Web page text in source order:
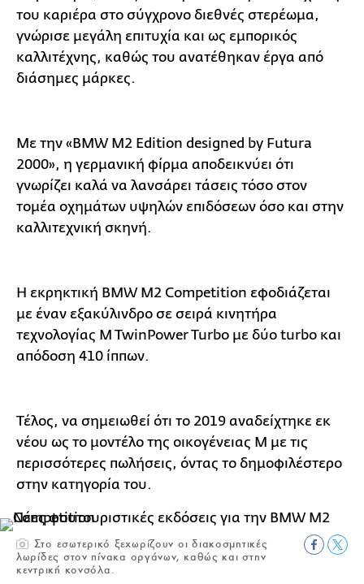
του καριέρα στο σύγχρονο διεθνές στερέωμα,
γνώρισε μεγάλη επιτυχία και ως εμπορικός
καλλιτέχνης, καθώς του ανατέθηκαν έργα από
διάσημες μάρκες.
Με την «BMW M2 Edition designed by Futura
2000», η γερμανική φίρμα αποδεικνύει ότι
γνωρίζει καλά να λανσάρει τάσεις τόσο στον
τομέα οχημάτων υψηλών επιδόσεων όσο και στην
καλλιτεχνική σκηνή.
Η εκρηκτική BMW M2 Competition εφοδιάζεται
με έναν εξακύλινδρο σε σειρά κινητήρα
τεχνολογίας M TwinPower Turbo με δύο turbo και
απόδοση 410 ίππων.
Τέλος, να σημειωθεί ότι το 2019 αναδείχτηκε εκ
νέου ως το μοντέλο της οικογένειας M με τις
περισσότερες πωλήσεις, όντας το δημοφιλέστερο
στην κατηγορία του.
Στο εσωτερικό ξεχωρίζουν οι διακοσμητικές
λωρίδες στον πίνακα οργάνων, καθώς και στην
κεντρική κονσόλα.